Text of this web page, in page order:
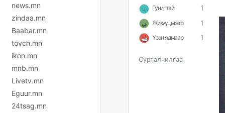
news.mn
zindaa.mn
Baabar.mn
tovch.mn
ikon.mn
mnb.mn
Livetv.mn
Eguur.mn
24tsag.mn
Гунигтай 1
Жихүүцмээр 1
Үзэн ядмаар 1
Сурталчилгаа